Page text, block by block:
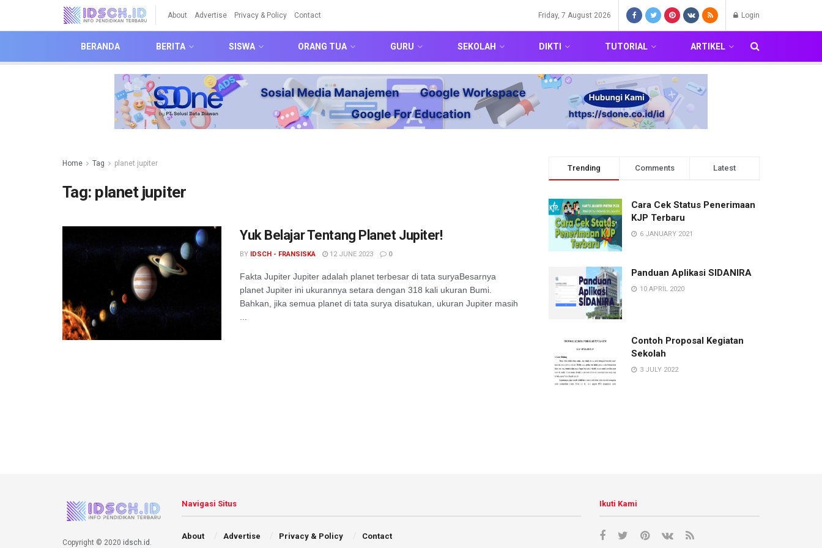
About Advertise Privacy & Policy Contact Friday, 7 August 2026 Login
BERANDA BERITA SISWA ORANG TUA GURU SEKOLAH DIKTI TUTORIAL ARTIKEL
Home Tag planet jupiter
Tag: planet jupiter
Yuk Belajar Tentang Planet Jupiter!
BY IDSCH - FRANSISKA 12 JUNE 2023 0
Fakta Jupiter Jupiter adalah planet terbesar di tata suryaBesarnya
planet Jupiter ini ukurannya setara dengan 318 kali ukuran Bumi.
Bahkan, jika semua planet di tata surya disatukan, ukuran Jupiter masih
Trending Comments Latest
Cara Cek Status Penerimaan
KJP Terbaru
6 JANUARY 2021
Panduan Aplikasi SIDANIRA
10 APRIL 2020
Contoh Proposal Kegiatan
Sekolah
3 JULY 2022
Copyright © 2020 idsch.id
Navigasi Situs
About Advertise Privacy & Policy Contact
Ikuti Kami